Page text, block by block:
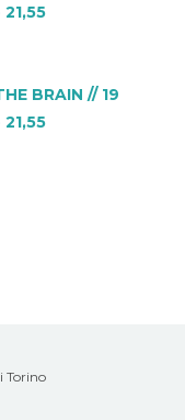
BRAIN // 19
Torino